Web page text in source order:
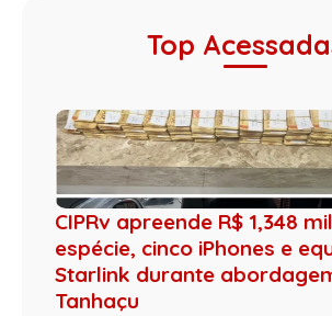
Top
CIPRv apreende R$ 1,348
espécie, cinco iPhones e
Starlink durante
Tanhaçu